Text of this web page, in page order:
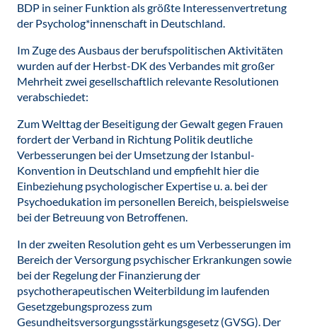
BDP in seiner Funktion als größte Interessenvertretung
der Psycholog*innenschaft in Deutschland.
Im Zuge des Ausbaus der berufspolitischen Aktivitäten
wurden auf der Herbst-DK des Verbandes mit großer
Mehrheit zwei gesellschaftlich relevante Resolutionen
verabschiedet:
Zum Welttag der Beseitigung der Gewalt gegen Frauen
fordert der Verband in Richtung Politik deutliche
Verbesserungen bei der Umsetzung der Istanbul-
Konvention in Deutschland und empfiehlt hier die
Einbeziehung psychologischer Expertise u. a. bei der
Psychoedukation im personellen Bereich, beispielsweise
bei der Betreuung von Betroffenen.
In der zweiten Resolution geht es um Verbesserungen im
Bereich der Versorgung psychischer Erkrankungen sowie
bei der Regelung der Finanzierung der
psychotherapeutischen Weiterbildung im laufenden
Gesetzgebungsprozess zum
Gesundheitsversorgungsstärkungsgesetz (GVSG). Der